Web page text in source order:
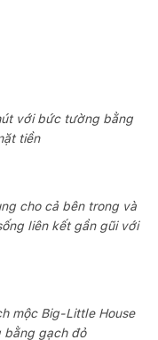
với bức tường bằng
tiền
cho cả bên trong và
liên kết gần gũi với
mộc Big-Little House
bằng gạch đỏ